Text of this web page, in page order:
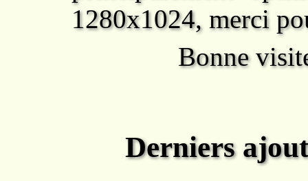
1280x1024, merci
Bonne
Derniers